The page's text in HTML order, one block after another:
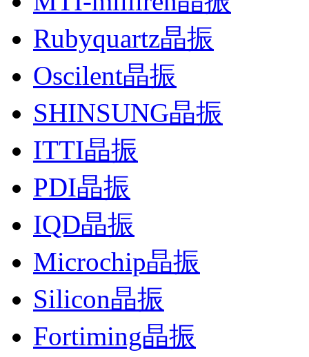
Rubyquartz晶振
Oscilent晶振
SHINSUNG晶振
ITTI晶振
PDI晶振
IQD晶振
Microchip晶振
Silicon晶振
Fortiming晶振